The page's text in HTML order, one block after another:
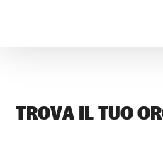
TROVA IL TUO